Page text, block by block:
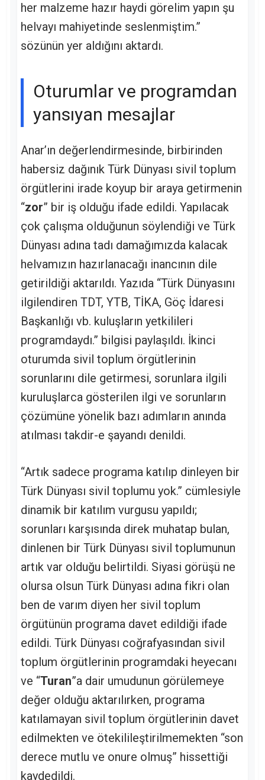
her malzeme hazır haydi görelim yapın şu
helvayı mahiyetinde seslenmiştim.”
sözünün yer aldığını aktardı.
Oturumlar ve programdan
yansıyan mesajlar
Anar’ın değerlendirmesinde, birbirinden
habersiz dağınık Türk Dünyası sivil toplum
örgütlerini irade koyup bir araya getirmenin
“zor” bir iş olduğu ifade edildi. Yapılacak
çok çalışma olduğunun söylendiği ve Türk
Dünyası adına tadı damağımızda kalacak
helvamızın hazırlanacağı inancının dile
getirildiği aktarıldı. Yazıda “Türk Dünyasını
ilgilendiren TDT, YTB, TİKA, Göç İdaresi
Başkanlığı vb. kuluşların yetkilileri
programdaydı.” bilgisi paylaşıldı. İkinci
oturumda sivil toplum örgütlerinin
sorunlarını dile getirmesi, sorunlara ilgili
kuruluşlarca gösterilen ilgi ve sorunların
çözümüne yönelik bazı adımların anında
atılması takdir-e şayandı denildi.
“Artık sadece programa katılıp dinleyen bir
Türk Dünyası sivil toplumu yok.” cümlesiyle
dinamik bir katılım vurgusu yapıldı;
sorunları karşısında direk muhatap bulan,
dinlenen bir Türk Dünyası sivil toplumunun
artık var olduğu belirtildi. Siyasi görüşü ne
olursa olsun Türk Dünyası adına fikri olan
ben de varım diyen her sivil toplum
örgütünün programa davet edildiği ifade
edildi. Türk Dünyası coğrafyasından sivil
toplum örgütlerinin programdaki heyecanı
ve “Turan”a dair umudunun görülemeye
değer olduğu aktarılırken, programa
katılamayan sivil toplum örgütlerinin davet
edilmekten ve ötekilileştirilmemekten “son
derece mutlu ve onure olmuş” hissettiği
kaydedildi.